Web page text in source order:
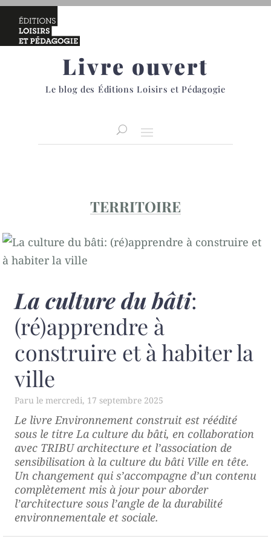
Livre ouvert
Le blog des Éditions Loisirs et Pédagogie
TERRITOIRE
La culture du bâti:
(ré)apprendre à
construire et à habiter la
ville
mercredi, 17 septembre 2025
Le livreEnvironnement construit est réédité
sous le titreLa culture du bâti, en collaboration
avec TRIBU architecture et l’association de
sensibilisation à la culture du bâti Ville en tête.
Un changement qui s’accompagne d’un contenu
complètement mis à jour pour aborder
l’architecture sous l’angle de la durabilité
environnementale et sociale.